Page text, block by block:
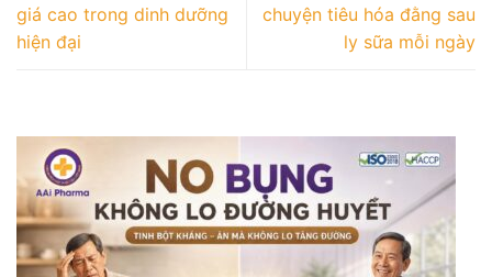
giá cao trong dinh dưỡng
hiện đại
chuyện tiêu hóa đằng sau
ly sữa mỗi ngày